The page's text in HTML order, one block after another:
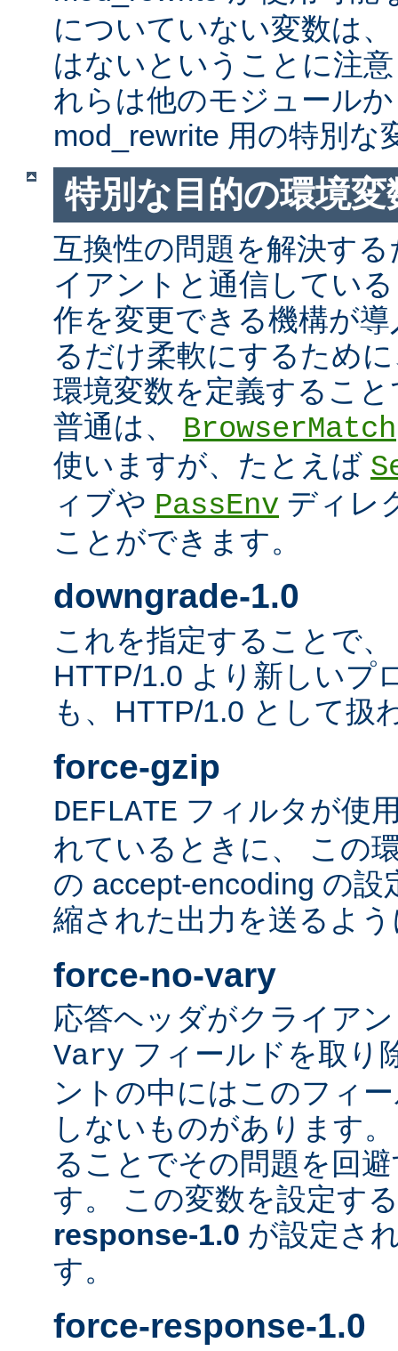
についていない変数は
はないということに注
れらは他のモジュール
mod_rewrite 用の特別な
特別な目的の環境変
互換性の問題を解決す
イアントと通信してい
作を変更できる機構が
るだけ柔軟にするため
環境変数を定義するこ
普通は、 BrowserMatch
使いますが、たとえば
ィブや PassEnv ディレ
ことができます。
downgrade-1.0
これを指定することで
HTTP/1.0 より新しいプ
も、HTTP/1.0 として扱
force-gzip
DEFLATE フィルタが使
れているときに、 この
の accept-encoding の
縮された出力を送るよ
force-no-vary
応答ヘッダがクライア
Vary フィールドを取り
ントの中にはこのフィ
しないものがあります
ることでその問題を回
す。 この変数を設定す
response-1.0 が設定さ
す。
force-response-1.0